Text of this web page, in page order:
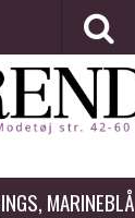
MARINEBLÅ